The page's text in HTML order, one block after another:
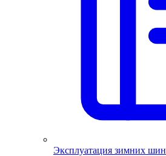
Эксплуатация зимних шин